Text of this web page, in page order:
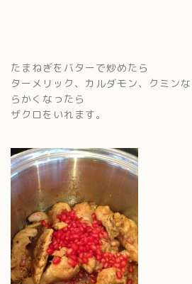
たまねぎをバターで炒めたら
ターメリック、カルダモン、クミン
らかくなったら
ザクロをいれます。